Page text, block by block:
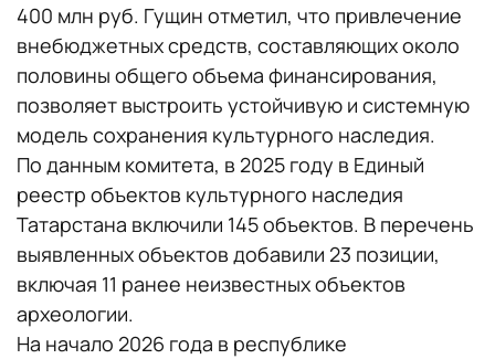
400 млн руб. Гущин отметил, что привлечение
внебюджетных средств, составляющих около
половины общего объема финансирования,
позволяет выстроить устойчивую и системную
модель сохранения культурного наследия.
По данным комитета, в 2025 году в Единый
реестр объектов культурного наследия
Татарстана включили 145 объектов. В перечень
выявленных объектов добавили 23 позиции,
включая 11 ранее неизвестных объектов
археологии.
На начало 2026 года в республике